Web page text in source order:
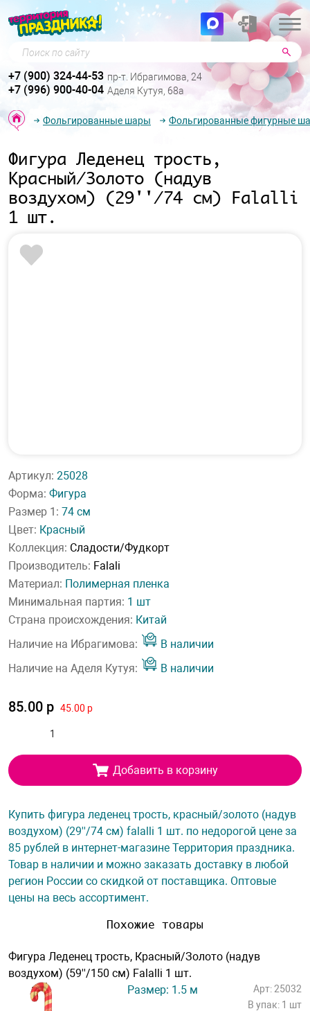
Поиск по сайту
+7 (900) 324-44-53 пр-т. Ибрагимова, 24
+7 (996) 900-40-04 Аделя Кутуя, 68а
Фольгированные шары Фольгированные фигурные
Фигура Леденец трость,
Красный/Золото (надув
воздухом) (29''/74 см) Falalli
1 шт.
Артикул: 25028
Форма: Фигура
Размер 1: 74 см
Цвет: Красный
Коллекция: Сладости/Фудкорт
Производитель: Falali
Материал: Полимерная пленка
Минимальная партия: 1 шт
Страна происхождения: Китай
Наличие на Ибрагимова:
В наличии
Наличие на Аделя Кутуя:
В наличии
85.00 р 45.00 р
Добавить в корзину
Купить фигура леденец трость, красный/золото (надув
воздухом) (29''/74 см) falalli 1 шт. по недорогой цене за
85 рублей в интернет-магазине Территория праздника.
Товар в наличии и можно заказать доставку в любой
регион России со скидкой от поставщика. Оптовые
цены на весь ассортимент.
Похожие товары
Фигура Леденец трость, Красный/Золото (надув
воздухом) (59''/150 см) Falalli 1 шт.
Размер: 1.5 м
Арт: 25032
В упак: 1 шт